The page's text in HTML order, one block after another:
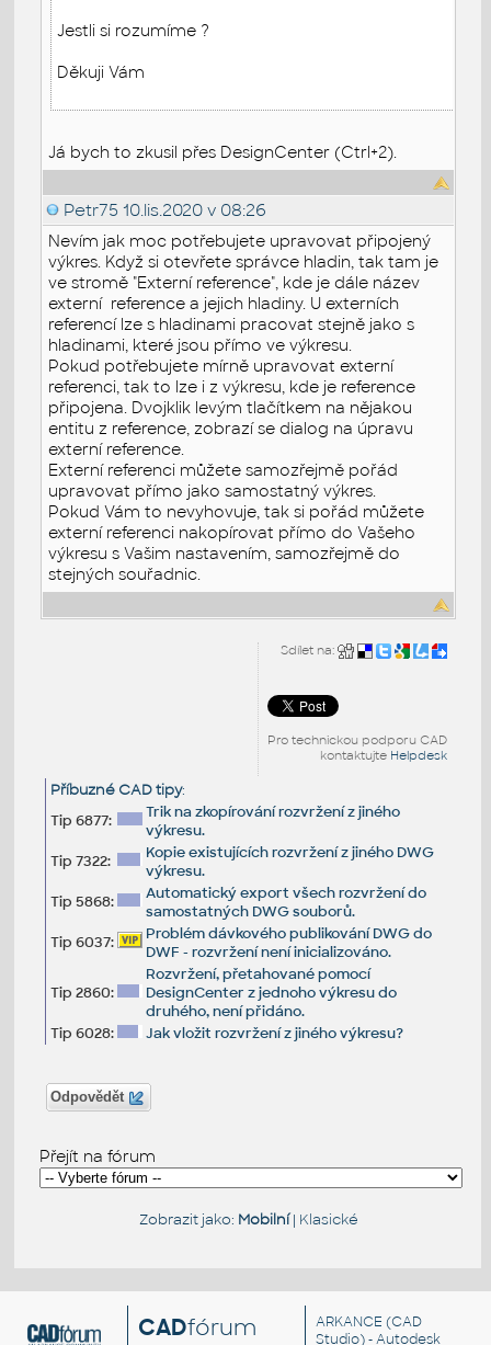
Jestli si rozumíme ?
Děkuji Vám
Já bych to zkusil přes DesignCenter (Ctrl+2).
Petr75 10.lis.2020 v 08:26
Nevím jak moc potřebujete upravovat připojený
výkres. Když si otevřete správce hladin, tak tam je
ve stromě "Externí reference", kde je dále název
externí reference a jejich hladiny. U externích
referencí lze s hladinami pracovat stejně jako s
hladinami, které jsou přímo ve výkresu.
Pokud potřebujete mírně upravovat externí
referenci, tak to lze i z výkresu, kde je reference
připojena. Dvojklik levým tlačítkem na nějakou
entitu z reference, zobrazí se dialog na úpravu
externí reference.
Externí referenci můžete samozřejmě pořád
upravovat přímo jako samostatný výkres.
Pokud Vám to nevyhovuje, tak si pořád můžete
externí referenci nakopírovat přímo do Vašeho
výkresu s Vašim nastavením, samozřejmě do
stejných souřadnic.
Sdílet na:
Pro technickou podporu CAD
kontaktujte Helpdesk
Příbuzné CAD tipy:
Tip 6877:
Trik na zkopírování rozvržení z jiného
výkresu.
Tip 7322:
Kopie existujících rozvržení z jiného DWG
výkresu.
Tip 5868:
Automatický export všech rozvržení do
samostatných DWG souborů.
Tip 6037:
Problém dávkového publikování DWG do
DWF - rozvržení není inicializováno.
Tip 2860:
Rozvržení, přetahované pomocí
DesignCenter z jednoho výkresu do
druhého, není přidáno.
Tip 6028:
Jak vložit rozvržení z jiného výkresu?
Odpovědět
Přejít na fórum
Zobrazit jako: Mobilní| Klasické
CADfórum ARKANCE (CAD
Studio) - Autodesk